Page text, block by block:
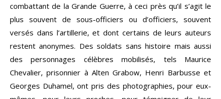
combattant de la Grande Guerre, à ceci près qu’il s’agit le
plus souvent de sous-officiers ou d’officiers, souvent
versés dans l’artillerie, et dont certains de leurs auteurs
restent anonymes. Des soldats sans histoire mais aussi
des personnages célèbres mobilisés, tels Maurice
Chevalier, prisonnier à Alten Grabow, Henri Barbusse et
Georges Duhamel, ont pris des photographies, pour eux-